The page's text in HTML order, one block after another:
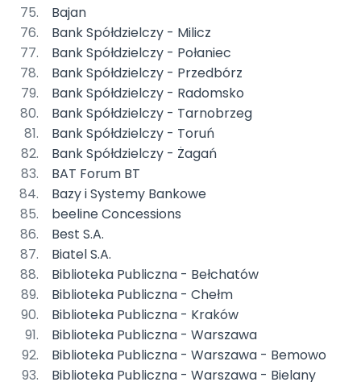
Bajan
Bank Spółdzielczy - Milicz
Bank Spółdzielczy - Połaniec
Bank Spółdzielczy - Przedbórz
Bank Spółdzielczy - Radomsko
Bank Spółdzielczy - Tarnobrzeg
Bank Spółdzielczy - Toruń
Bank Spółdzielczy - Żagań
BAT Forum BT
Bazy i Systemy Bankowe
beeline Concessions
Best S.A.
Biatel S.A.
Biblioteka Publiczna - Bełchatów
Biblioteka Publiczna - Chełm
Biblioteka Publiczna - Kraków
Biblioteka Publiczna - Warszawa
Biblioteka Publiczna - Warszawa - Bemowo
Biblioteka Publiczna - Warszawa - Bielany